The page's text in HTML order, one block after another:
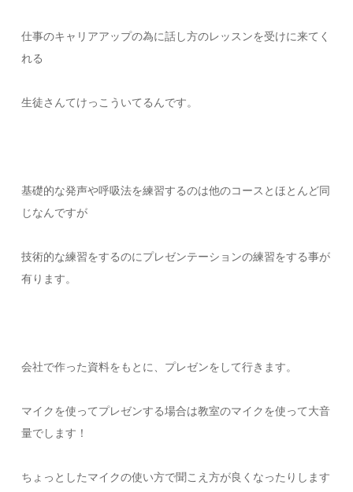
仕事のキャリアアップの為に話し方のレッスンを受けに来てく
れる
生徒さんてけっこういてるんです。
基礎的な発声や呼吸法を練習するのは他のコースとほとんど同
じなんですが
技術的な練習をするのにプレゼンテーションの練習をする事が
有ります。
会社で作った資料をもとに、プレゼンをして行きます。
マイクを使ってプレゼンする場合は教室のマイクを使って大音
量でします！
ちょっとしたマイクの使い方で聞こえ方が良くなったりします